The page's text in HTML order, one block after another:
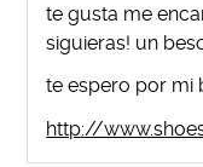
te gusta me
siguieras! un
te espero por mi
http://